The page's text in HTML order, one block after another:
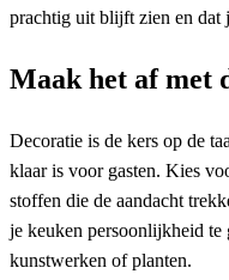
prachtig uit blijft zien en dat
Maak het af met
Decoratie is de kers op de
klaar is voor gasten. Kies
stoffen die de aandacht
je keuken persoonlijkheid te
kunstwerken of planten.